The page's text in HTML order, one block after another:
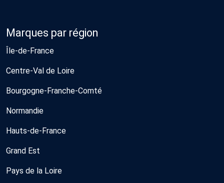
Marques par région
Île-de-France
Centre-Val de Loire
Bourgogne-Franche-Comté
Normandie
Hauts-de-France
Grand Est
Pays de la Loire